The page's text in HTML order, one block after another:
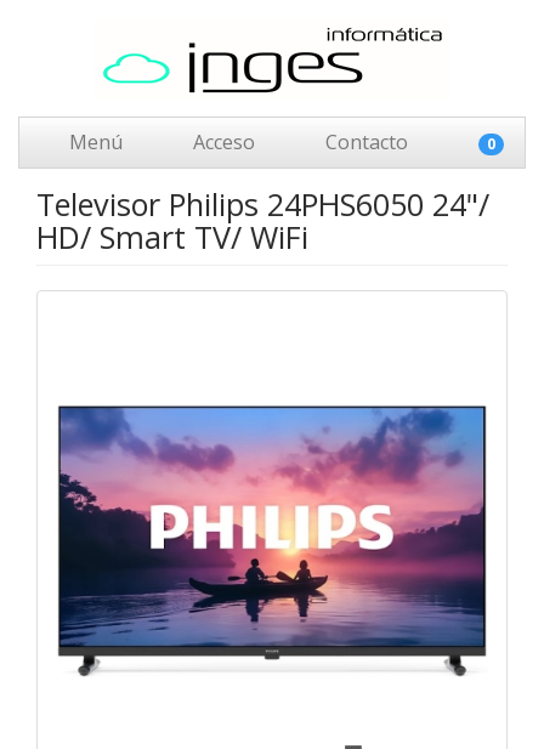
Menú Acceso Contacto 0
Televisor Philips 24PHS6050 24"/
HD/ Smart TV/ WiFi